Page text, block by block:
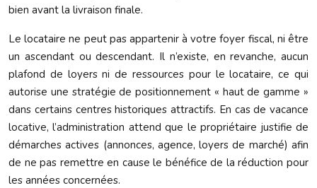
bien avant la livraison finale.
Le locataire ne peut pas appartenir à votre foyer fiscal, ni être
un ascendant ou descendant. Il n’existe, en revanche, aucun
plafond de loyers ni de ressources pour le locataire, ce qui
autorise une stratégie de positionnement « haut de gamme »
dans certains centres historiques attractifs. En cas de vacance
locative, l’administration attend que le propriétaire justifie de
démarches actives (annonces, agence, loyers de marché) afin
de ne pas remettre en cause le bénéfice de la réduction pour
les années concernées.